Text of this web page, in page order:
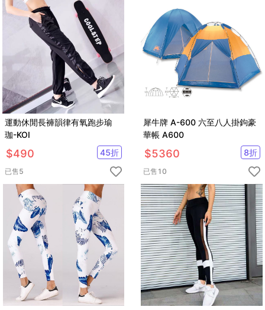
運動休閒長褲韻律有氧跑步瑜
珈-KOI
$490 45折
已售5
犀牛牌 A-600 六至八人掛鉤豪
華帳 A600
$5360 8折
已售 10